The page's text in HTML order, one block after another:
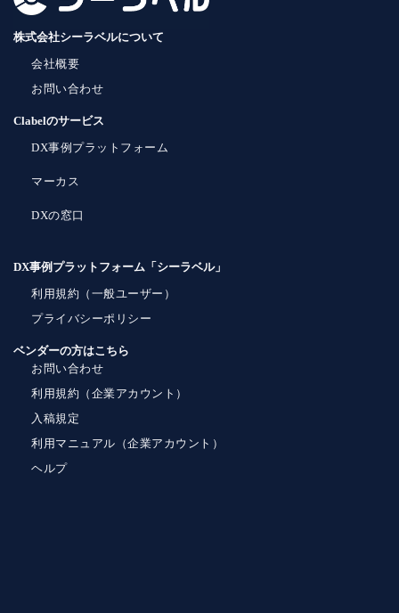
株式会社シーラベルについて
会社概要
お問い合わせ
Clabelのサービス
DX事例プラットフォーム
マーカス
DXの窓口
DX事例プラットフォーム「シーラベル」
利用規約（一般ユーザー）
プライバシーポリシー
ベンダーの方はこちら
お問い合わせ
利用規約（企業アカウント）
入稿規定
利用マニュアル（企業アカウント）
ヘルプ